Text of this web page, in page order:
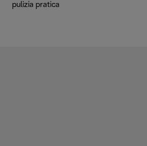
pulizia pratica